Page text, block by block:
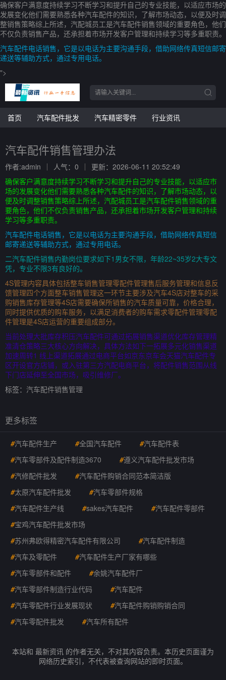
确保客户满意度持续学习不断学习和提升自己的专业技能，以适应市场的
发展变化他们需要熟悉各种汽车配件的知识，了解市场动态，以便及时调
整销售策略综上所述，汽配城员工是汽车配件销售领域的重要角色，他们
不仅负责销售产品，还承担着市场开发客户管理和持续学习等多重职责。
汽车配件电话销售，它是以电话为主要沟通手段，借助网络传真短信邮寄
递送等辅助方式，通过专用电话。
">
首页 汽车配件批发 汽车精密零件 行业资讯
汽车配件销售管理办法
作者:admin 人气：0
更新：2026-06-11 20:52:49
确保客户满意度持续学习不断学习和提升自己的专业技能，以适应市
场的发展变化他们需要熟悉各种汽车配件的知识，了解市场动态，以
便及时调整销售策略综上所述，汽配城员工是汽车配件销售领域的重
要角色，他们不仅负责销售产品，还承担着市场开发客户管理和持续
学习等多重职责。
汽车配件电话销售，它是以电话为主要沟通手段，借助网络传真短信
邮寄递送等辅助方式，通过专用电话。
二汽车配件销售内勤岗位要求如下1男女不限，年龄22~35岁2大专文
凭，专业不限3有良好的。
4S管理内容具体包括整车销售管理零配件管理售后服务管理和信息反
馈管理四个方面整车销售管理这一环节主要涉及汽车4S店对整车的采
购销售库存管理等4S店需要确保所销售的汽车质量可靠，价格合理，
同时提供优质的购车服务，以满足消费者的购车需求零配件管理零配
件管理是4S店运营的重要组成部分。
当前处理大批库存积压汽车配件可通过拓展销售渠道优化库存管理精
准清仓策略三大核心方向解决，具体方法如下一拓展多元化销售渠道
加速周转1 线上渠道拓展通过电商平台如京东京车会天猫汽车配件专
区开设官方店铺，或入驻第三方汽配电商平台，将配件销售范围从线
下门店延伸至全国市场，吸引维修厂。
标签： 汽车配件销售管理
更多标签
#汽车配件生产 #全国汽车配件 #汽车配件表
#汽车零部件及配件制造3670 #遵义汽车配件批发市场
#汽修配件批发 #汽车配件购销合同范本简洁版
#太原汽车配件批发 #汽车零部件规格
#汽车配件生产线 #sakes汽车配件 #汽车配件零部件
#宝鸡汽车配件批发市场
#苏州弗欧得精密汽车配件有限公司 #汽车配件制造
#汽车及零配件 #汽车配件生产厂家有哪些
#汽车零部件和配件 #余姚汽车配件厂
#汽车零部件制造行业代码 #汽车配件
#汽车零配件行业发展现状 #汽车配件购销购销合同
#汽车零配件批发 #汽车所有配件
本站和 最新资讯 的作者无关，不对其内容负责。本历史页面谨为
网络历史索引，不代表被查询网站的即时页面。